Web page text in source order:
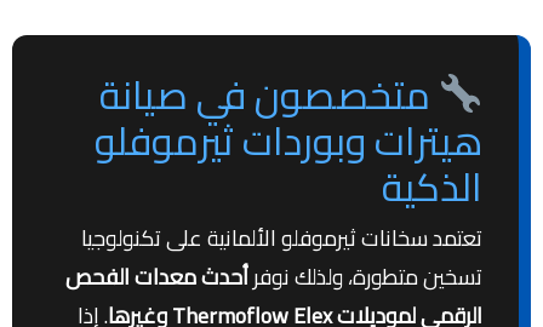
متخصصون في صيانة
هيترات وبوردات ثيرموفلو
الذكية
تعتمد سخانات ثيرموفلو الألمانية على تكنولوجيا
تسخين متطورة، ولذلك نوفرأحدث معدات الفحص
الرقمي لموديلات Thermoflow Elex وغيرها
. إذا